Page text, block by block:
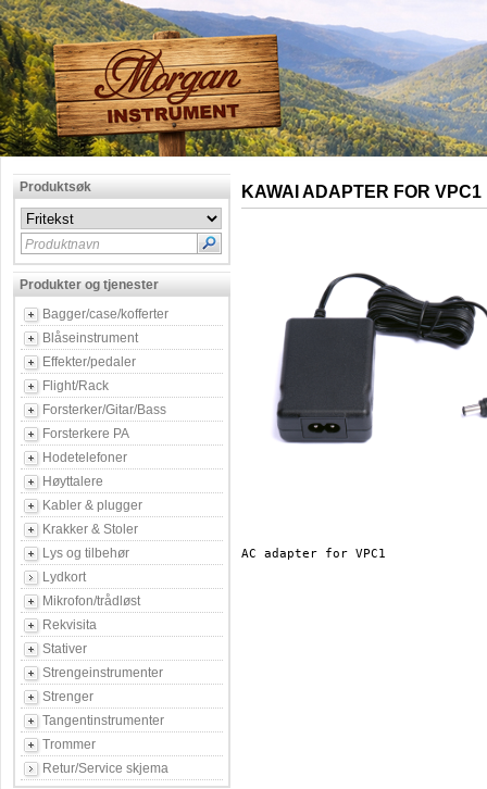
Produktsøk
Produktnavn
Produkter og tjenester
Bagger/case/kofferter
Blåseinstrument
Effekter/pedaler
Flight/Rack
Forsterker/Gitar/Bass
Forsterkere PA
Hodetelefoner
Høyttalere
Kabler & plugger
Krakker & Stoler
Lys og tilbehør
Lydkort
Mikrofon/trådløst
Rekvisita
Stativer
Strengeinstrumenter
Strenger
Tangentinstrumenter
Trommer
Retur/Service skjema
KAWAI ADAPTER FOR VPC1